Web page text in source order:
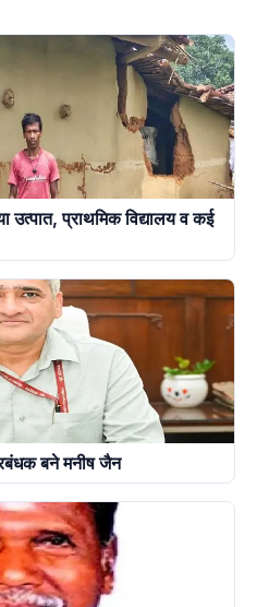
उत्पात, प्राथमिक विद्यालय व कई
बने मनीष जैन